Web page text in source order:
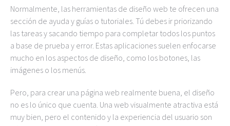
Normalmente, las herramientas de diseño web te ofrecen una
sección de ayuda y guías o tutoriales. Tú debes ir priorizando
las tareas y sacando tiempo para completar todos los puntos
a base de prueba y error. Estas aplicaciones suelen enfocarse
mucho en los aspectos de diseño, como los botones, las
imágenes o los menús.
Pero, para crear una página web realmente buena, el diseño
no es lo único que cuenta. Una web visualmente atractiva está
muy bien, pero el contenido y la experiencia del usuario son